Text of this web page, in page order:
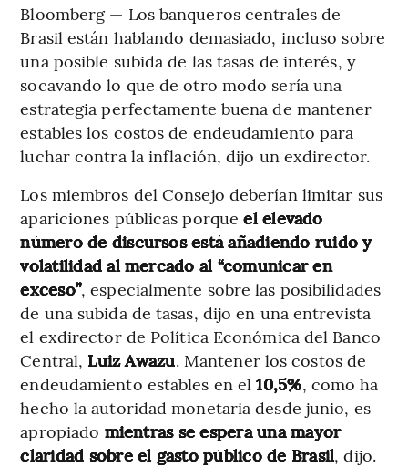
Bloomberg — Los banqueros centrales de
Brasil están hablando demasiado, incluso sobre
una posible subida de las tasas de interés, y
socavando lo que de otro modo sería una
estrategia perfectamente buena de mantener
estables los costos de endeudamiento para
luchar contra la inflación, dijo un exdirector.
Los miembros del Consejo deberían limitar sus
apariciones públicas porque el elevado
número de discursos está añadiendo ruido y
volatilidad al mercado al “comunicar en
exceso”, especialmente sobre las posibilidades
de una subida de tasas, dijo en una entrevista
el exdirector de Política Económica del Banco
Central, Luiz Awazu. Mantener los costos de
endeudamiento estables en el10,5%, como ha
hecho la autoridad monetaria desde junio, es
apropiado mientras se espera una mayor
claridad sobre el gasto público de Brasil, dijo.